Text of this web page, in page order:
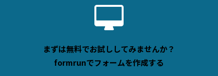
まずは無料でお試ししてみませんか？
formrunでフォームを作成する